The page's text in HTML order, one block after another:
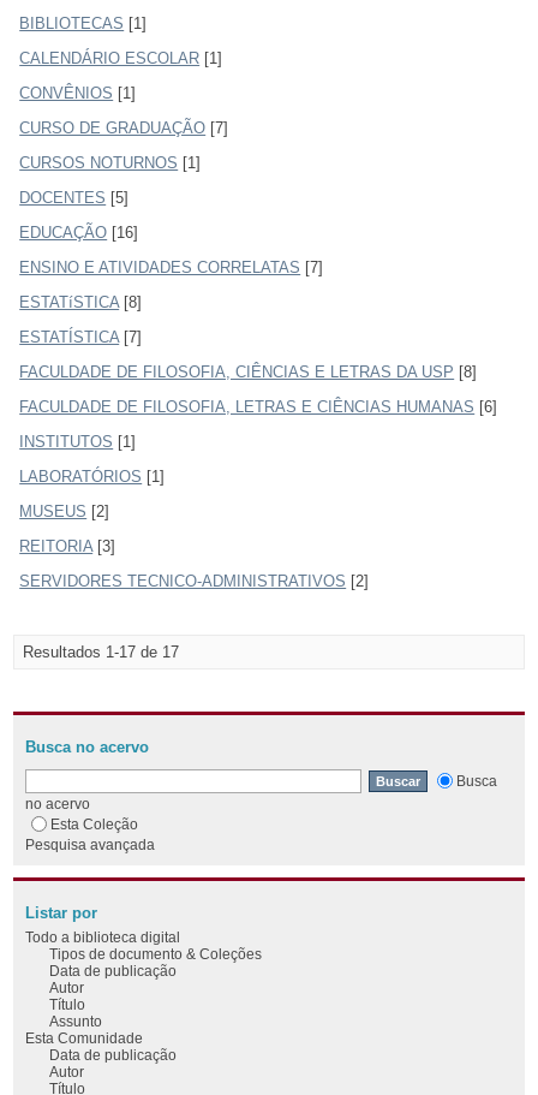
BIBLIOTECAS [1]
CALENDÁRIO ESCOLAR [1]
CONVÊNIOS [1]
CURSO DE GRADUAÇÃO [7]
CURSOS NOTURNOS [1]
DOCENTES [5]
EDUCAÇÃO [16]
ENSINO E ATIVIDADES CORRELATAS [7]
ESTATíSTICA [8]
ESTATÍSTICA [7]
FACULDADE DE FILOSOFIA, CIÊNCIAS E LETRAS DA USP [8]
FACULDADE DE FILOSOFIA, LETRAS E CIÊNCIAS HUMANAS [6]
INSTITUTOS [1]
LABORATÓRIOS [1]
MUSEUS [2]
REITORIA [3]
SERVIDORES TECNICO-ADMINISTRATIVOS [2]
Resultados 1-17 de 17
Busca no acervo
Busca
no acervo
Esta Coleção
Pesquisa avançada
Listar por
Todo a biblioteca digital
Tipos de documento & Coleções
Data de publicação
Autor
Título
Assunto
Esta Comunidade
Data de publicação
Autor
Título